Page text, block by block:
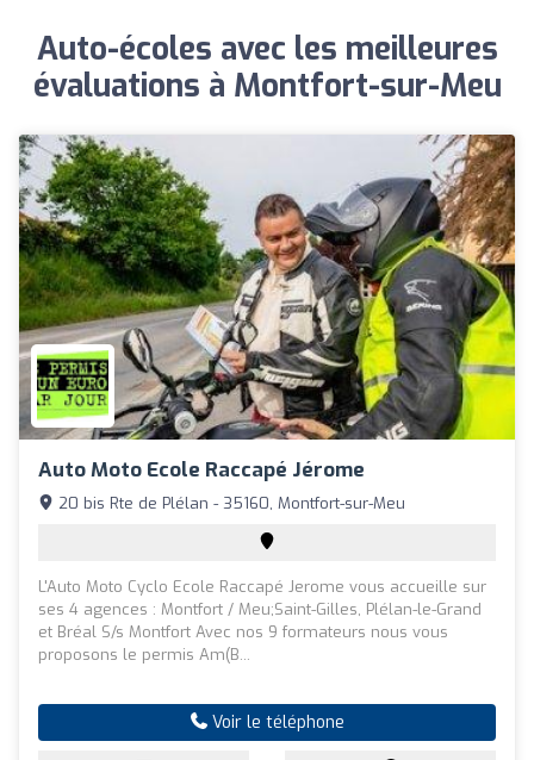
Auto-écoles avec les meilleures
évaluations à Montfort-sur-Meu
Auto Moto Ecole Raccapé Jérome
20 bis Rte de Plélan - 35160, Montfort-sur-Meu
L'Auto Moto Cyclo Ecole Raccapé Jerome vous accueille sur
ses 4 agences : Montfort / Meu;Saint-Gilles, Plélan-le-Grand
et Bréal S/s Montfort Avec nos 9 formateurs nous vous
proposons le permis Am(B...
Voir le téléphone